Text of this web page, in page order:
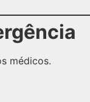
médicos.